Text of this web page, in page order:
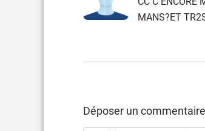
MANS?ET
Déposer un commentaire